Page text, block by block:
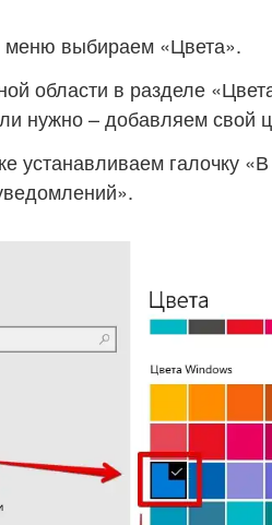
выбираем «Цвета».
области в разделе
нужно – добавляем свой
устанавливаем галочку